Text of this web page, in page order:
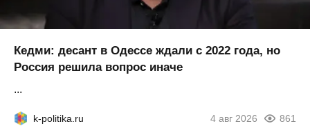
Кедми: десант в Одессе ждали с 2022 года, но
Россия решила вопрос иначе
...
k-politika.ru 4 авг 2026 861